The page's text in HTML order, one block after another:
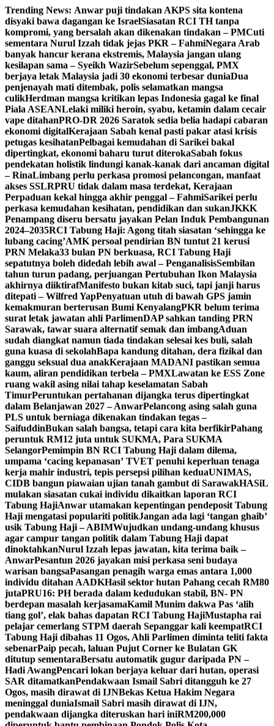
Skip
to
content
Trending News: Anwar puji tindakan AKPS sita kontena
disyaki bawa dagangan ke IsraelSiasatan RCI TH tanpa
kompromi, yang bersalah akan dikenakan tindakan – PMCuti
sementara Nurul Izzah tidak jejas PKR – FahmiNegara Arab
banyak hancur kerana ekstremis, Malaysia jangan ulang
kesilapan sama – Syeikh WazirSebelum sepenggal, PMX
berjaya letak Malaysia jadi 30 ekonomi terbesar duniaDua
penjenayah mati ditembak, polis selamatkan mangsa
culikHerdman mangsa kritikan lepas Indonesia gagal ke final
Piala ASEANLelaki miliki heroin, syabu, ketamin dalam cecair
vape ditahanPRO-DR 2026 Saratok sedia belia hadapi cabaran
ekonomi digitalKerajaan Sabah kenal pasti pakar atasi krisis
petugas kesihatanPelbagai kemudahan di Sarikei bakal
dipertingkat, ekonomi baharu turut diterokaSabah fokus
pendekatan holistik lindungi kanak-kanak dari ancaman digital
– RinaLimbang perlu perkasa promosi pelancongan, manfaat
akses SSLRPRU tidak dalam masa terdekat, Kerajaan
Perpaduan kekal hingga akhir penggal – FahmiSarikei perlu
perkasa kemudahan kesihatan, pendidikan dan sukanJKKK
Penampang diseru bersatu jayakan Pelan Induk Pembangunan
2024–2035RCI Tabung Haji: Agong titah siasatan ‘sehingga ke
lubang cacing’AMK persoal pendirian BN tuntut 21 kerusi
PRN Melaka33 bulan PN berkuasa, RCI Tabung Haji
sepatutnya boleh didedah lebih awal – PenganalisisSembilan
tahun turun padang, perjuangan Pertubuhan Ikon Malaysia
akhirnya diiktirafManifesto bukan kitab suci, tapi janji harus
ditepati – Wilfred YapPenyatuan utuh di bawah GPS jamin
kemakmuran berterusan Bumi KenyalangPKR belum terima
surat letak jawatan ahli ParlimenDAP sahkan tanding PRN
Sarawak, tawar suara alternatif semak dan imbangAduan
sudah diangkat namun tiada tindakan selesai kes buli, salah
guna kuasa di sekolahBapa kandung ditahan, dera fizikal dan
ganggu seksual dua anakKerajaan MADANI pastikan semua
kaum, aliran pendidikan terbela – PMXLawatan ke ESS Zone
ruang wakil asing nilai tahap keselamatan Sabah
TimurPeruntukan pertahanan dijangka terus dipertingkat
dalam Belanjawan 2027 – AnwarPelancong asing salah guna
PLS untuk berniaga dikenakan tindakan tegas –
SaifuddinBukan salah bangsa, tetapi cara kita berfikirPahang
peruntuk RM12 juta untuk SUKMA, Para SUKMA
SelangorPemimpin BN RCI Tabung Haji dalam dilema,
umpama ‘cacing kepanasan’ TVET penuhi keperluan tenaga
kerja mahir industri, tepis persepsi pilihan keduaUNIMAS,
CIDB bangun piawaian ujian tanah gambut di SarawakHASiL
mulakan siasatan cukai individu dikaitkan laporan RCI
Tabung HajiAnwar utamakan kepentingan pendeposit Tabung
Haji mengatasi populariti politikJangan ada lagi ‘tangan ghaib’
usik Tabung Haji – ABIMWujudkan undang-undang khusus
agar campur tangan politik dalam Tabung Haji dapat
dinoktahkanNurul Izzah lepas jawatan, kita terima baik –
AnwarPesantun 2026 jayakan misi perkasa seni budaya
warisan bangsaPasangan penagih warga emas antara 1,000
individu ditahan AADKHasil sektor hutan Pahang cecah RM80
jutaPRU16: PH berada dalam kedudukan stabil, BN- PN
berdepan masalah kerjasamaKamil Munim dakwa Pas ‘alih
tiang gol’, elak bahas dapatan RCI Tabung HajiMustapha rai
pelajar cemerlang STPM daerah Sepanggar kali keempatRCI
Tabung Haji dibahas 11 Ogos, Ahli Parlimen diminta teliti fakta
sebenarPaip pecah, laluan Pujut Corner ke Bulatan GK
ditutup sementaraBersatu automatik gugur daripada PN –
Hadi AwangPencari lokan berjaya keluar dari hutan, operasi
SAR ditamatkanPendakwaan Ismail Sabri ditangguh ke 27
Ogos, masih dirawat di IJNBekas Ketua Hakim Negara
meninggal duniaIsmail Sabri masih dirawat di IJN,
pendakwaan dijangka diteruskan hari iniRM200,000